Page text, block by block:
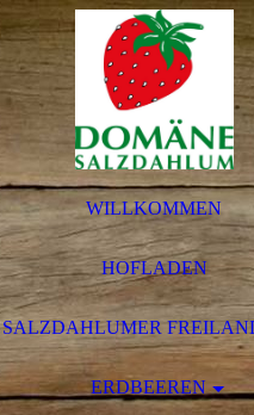
WILLKOMMEN
HOFLADEN
SALZDAHLUMER
ERDBEEREN